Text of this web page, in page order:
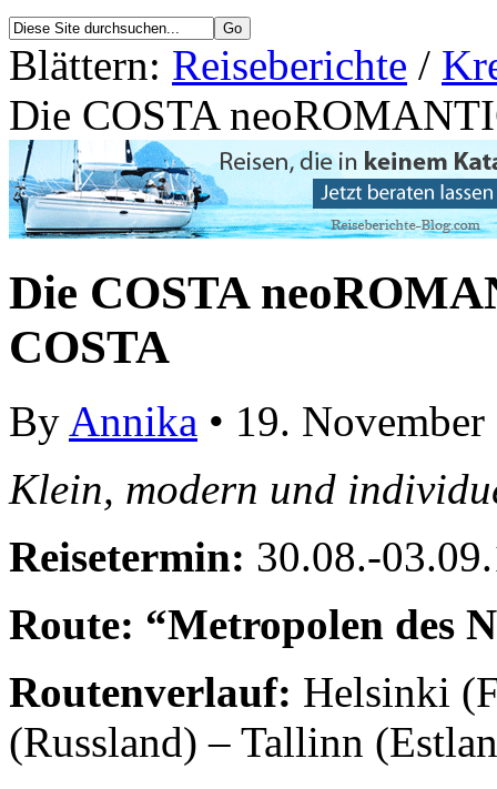
Blättern: Reiseberichte /
Die COSTA
Die COSTA
COSTA
By Annika • 19.
Klein, modern und
Reisetermin: 30.08.-
Route: “Metropolen des
Routenverlauf: Helsinki
(Russland) – Tallinn